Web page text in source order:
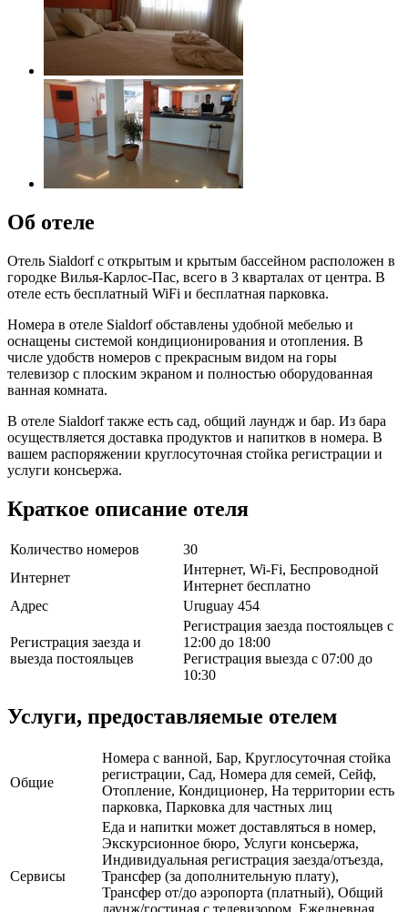
Об отеле
Отель Sialdorf с открытым и крытым бассейном расположен в
городке Вилья-Карлос-Пас, всего в 3 кварталах от центра. В
отеле есть бесплатный WiFi и бесплатная парковка.
Номера в отеле Sialdorf обставлены удобной мебелью и
оснащены системой кондиционирования и отопления. В
числе удобств номеров с прекрасным видом на горы
телевизор с плоским экраном и полностью оборудованная
ванная комната.
В отеле Sialdorf также есть сад, общий лаундж и бар. Из бара
осуществляется доставка продуктов и напитков в номера. В
вашем распоряжении круглосуточная стойка регистрации и
услуги консьержа.
Краткое описание отеля
Количество номеров
30
Интернет
Интернет, Wi-Fi, Беспроводной
Интернет бесплатно
Адрес
Uruguay 454
Регистрация заезда и
выезда постояльцев
Регистрация заезда постояльцев с
12:00 до 18:00
Регистрация выезда с 07:00 до
10:30
Услуги, предоставляемые отелем
Общие
Номера с ванной, Бар, Круглосуточная стойка
регистрации, Сад, Номера для семей, Сейф,
Отопление, Кондиционер, На территории есть
парковка, Парковка для частных лиц
Сервисы
Еда и напитки может доставляться в номер,
Экскурсионное бюро, Услуги консьержа,
Индивидуальная регистрация заезда/отъезда,
Трансфер (за дополнительную плату),
Трансфер от/до аэропорта (платный), Общий